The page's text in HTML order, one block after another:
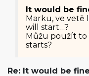
It would be
Marku, ve vetě
will start…?
Můžu použít to
starts?
Re: It would be